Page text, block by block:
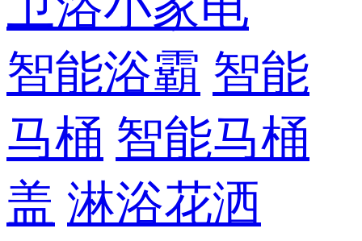
智能浴霸 智能
马桶 智能马桶
盖 淋浴花洒